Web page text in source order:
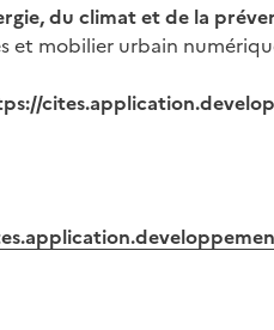
du climat et de la
et mobilier urbain